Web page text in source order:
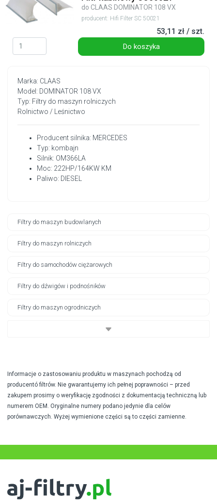
Marka: CLAAS
Model: DOMINATOR 108 VX
Typ: Filtry do maszyn rolniczych
Rolnictwo / Leśnictwo
Producent silnika: MERCEDES
Typ: kombajn
Silnik: OM366LA
Moc: 222HP/164KW KM
Paliwo: DIESEL
Filtry do maszyn budowlanych
Filtry do maszyn rolniczych
Filtry do samochodów ciężarowych
Filtry do dźwigów i podnośników
Filtry do maszyn ogrodniczych
do CLAAS DOMINATOR 108 VX
producent: Hifi Filter SC 50021
53,11 zł / szt.
Do koszyka
Informacje o zastosowaniu produktu w maszynach pochodzą od
producentó filtrów. Nie gwarantujemy ich pełnej poprawności – przed
zakupem prosimy o weryfikację zgodności z dokumentacją techniczną lub
numerem OEM. Oryginalne numery podano jedynie dla celów
porównawczych. Wyżej wymienione części są to części zamienne.